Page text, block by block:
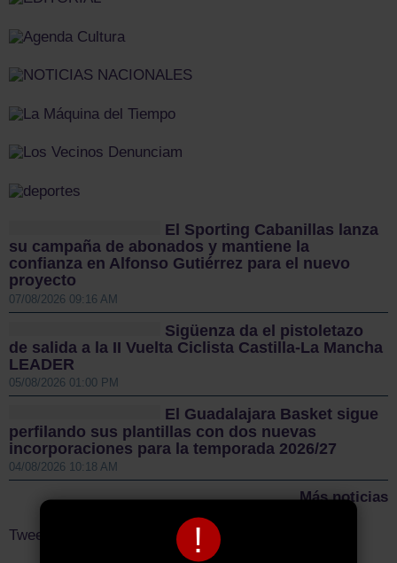
!
El Sporting Cabanillas lanza
su campaña de abonados y mantiene la
confianza en Alfonso Gutiérrez para el nuevo
proyecto
07/08/2026 09:16 AM
Sigüenza da el pistoletazo
de salida a la II Vuelta Ciclista Castilla-La Mancha
LEADER
05/08/2026 01:00 PM
El Guadalajara Basket sigue
perfilando sus plantillas con dos nuevas
incorporaciones para la temporada 2026/27
04/08/2026 10:18 AM
Más noticias
Tweets by ElDecanodeGuad1